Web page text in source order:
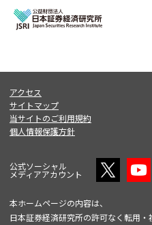
アクセス
サイトマップ
当サイトのご利用規約
個人情報保護方針
公式ソーシャル
メディアアカウント
本ホームページの内容は、
日本証券経済研究所の許可なく転用・